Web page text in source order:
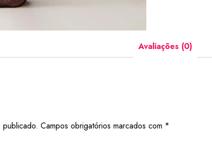
Avaliações (0)
Campos obrigatórios marcados com *